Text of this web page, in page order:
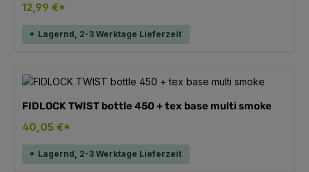
12,99 €*
Lagernd, 2-3 Werktage Lieferzeit
FIDLOCK TWIST bottle 450 + tex base multi smoke
40,05 €*
Lagernd, 2-3 Werktage Lieferzeit